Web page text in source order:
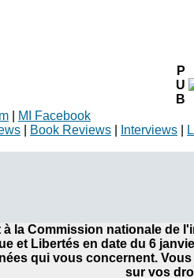
P
U
B
MI Facebook
Book Reviews Interviews
à la Commission nationale de
et Libertés en date du 6
qui vous concernent.
sur vos